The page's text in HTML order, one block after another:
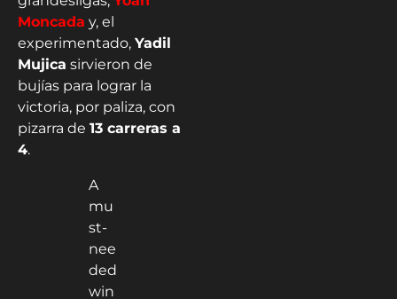
Moncada y, el
experimentado, Yadil
Mujica sirvieron de
bujías para lograr la
victoria, por paliza, con
pizarra de 13 carreras a
4.
A
mu
st-
nee
ded
win